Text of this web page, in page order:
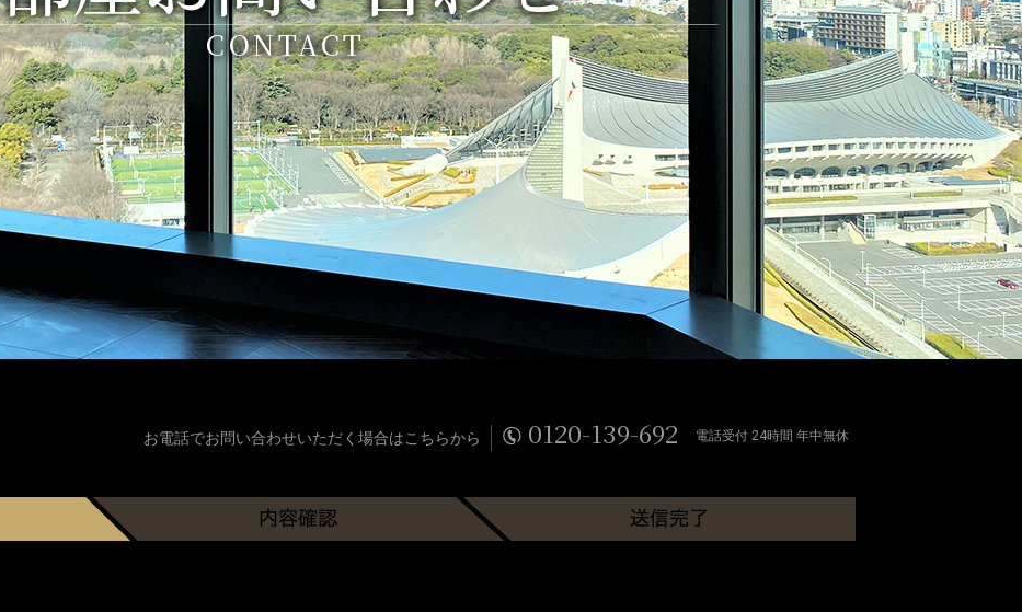
CONTACT
お電話でお問い合わせいただく場合はこちらから 0120-139-692 電話受付 24時間 年中無休